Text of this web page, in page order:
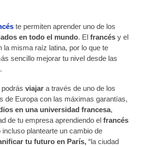
te permiten aprender uno de los
en todo el mundo. El francés y el
la misma raíz latina, por lo que te
sencillo mejorar tu nivel desde las
viajar a través de uno de los
de Europa con las máximas garantías,
en una universidad francesa,
de tu empresa aprendiendo el francés
incluso plantearte un cambio de
tu futuro en París, “la ciudad